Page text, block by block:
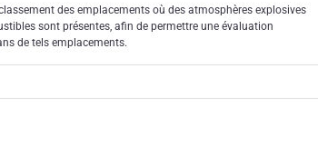
des emplacements où des atmosphères explosives
sont présentes, afin de permettre une évaluation
de tels emplacements.